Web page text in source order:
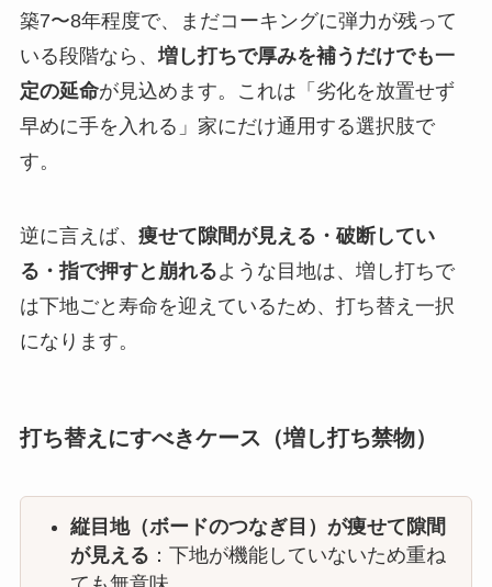
築7〜8年程度で、まだコーキングに弾力が残って
いる段階なら、 増し打ちで厚みを補うだけでも一
定の延命が見込めます。これは「劣化を放置せず
早めに手を入れる」家にだけ通用する選択肢で
す。
逆に言えば、 痩せて隙間が見える・破断してい
る・指で押すと崩れるような目地は、増し打ちで
は下地ごと寿命を迎えているため、打ち替え一択
になります。
打ち替えにすべきケース（増し打ち禁物）
縦目地（ボードのつなぎ目）が痩せて隙間
が見える ：下地が機能していないため重ね